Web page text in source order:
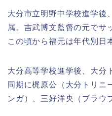
大分市立明野中学校進学後
属。吉武博文監督の元でサ
この頃から福元は年代別日
大分高等学校進学後、大分
同期に梶原公（大分トリニ
ンガ）、三好洋央（ブラウ